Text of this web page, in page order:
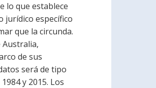
lo que establece
jurídico específico
que la circunda.
Australia,
de sus
será de tipo
y 2015. Los